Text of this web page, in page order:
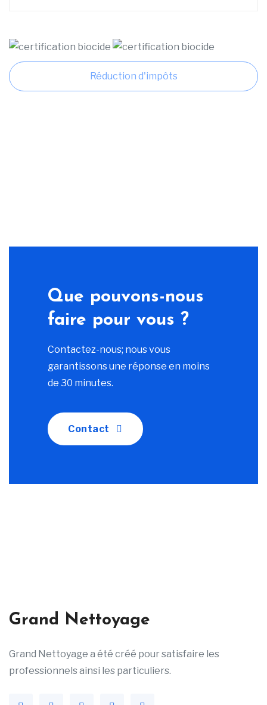
Réduction d'impôts
Que pouvons-nous
faire pour vous ?
Contactez-nous; nous vous
garantissons une réponse en moins
de 30 minutes.
Contact
Grand Nettoyage
Grand Nettoyage a été créé pour satisfaire les
professionnels ainsi les particuliers.